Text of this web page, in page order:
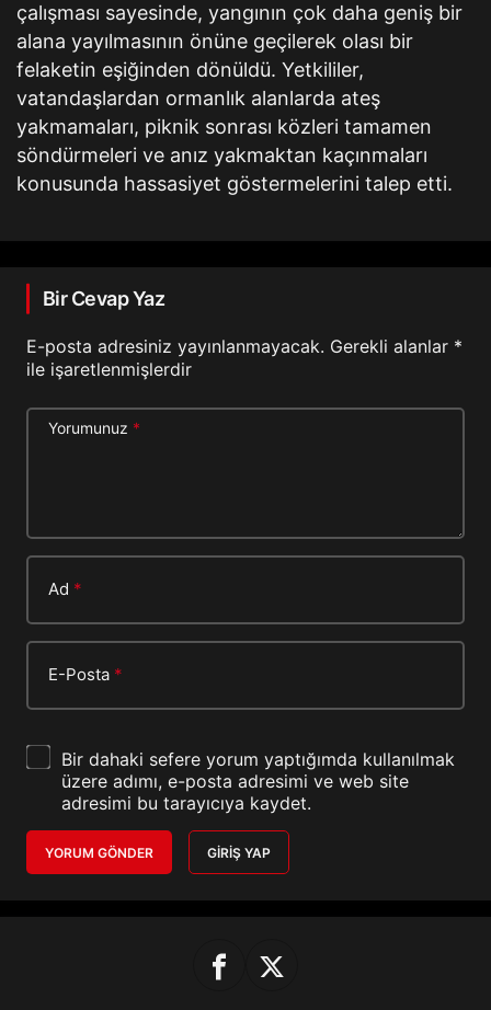
çalışması sayesinde, yangının çok daha geniş bir
alana yayılmasının önüne geçilerek olası bir
felaketin eşiğinden dönüldü. Yetkililer,
vatandaşlardan ormanlık alanlarda ateş
yakmamaları, piknik sonrası közleri tamamen
söndürmeleri ve anız yakmaktan kaçınmaları
konusunda hassasiyet göstermelerini talep etti.
Bir Cevap Yaz
E-posta adresiniz yayınlanmayacak. Gerekli alanlar *
ile işaretlenmişlerdir
Yorumunuz *
Ad *
E-Posta *
Bir dahaki sefere yorum yaptığımda kullanılmak
üzere adımı, e-posta adresimi ve web site
adresimi bu tarayıcıya kaydet.
YORUM GÖNDER GIRIŞ YAP